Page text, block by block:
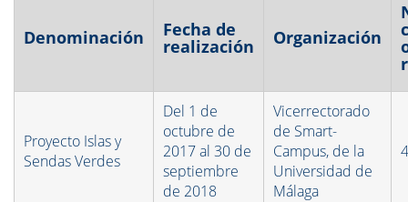
Denominación Fecha de
realización Organización
Proyecto Islas y
Sendas Verdes
Del 1 de
octubre de
2017 al 30 de
septiembre
de 2018
Vicerrectorado
de Smart-
Campus, de la
Universidad de
Málaga